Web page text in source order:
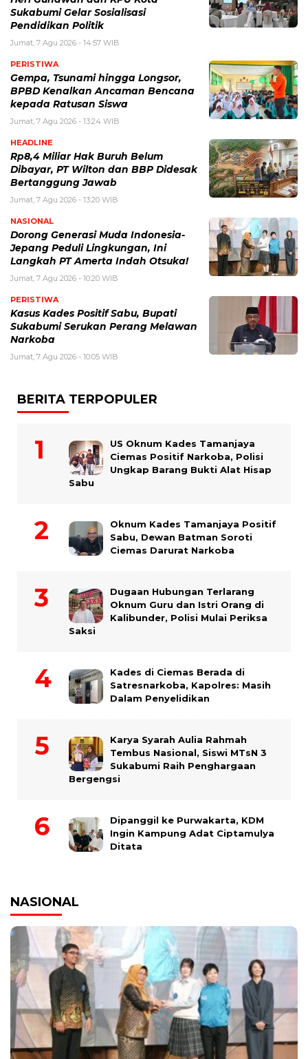
Sukabumi Gelar Sosialisasi
Pendidikan Politik
Jumat, 7 Agu 2026 - 14:57 WIB
PERISTIWA
Gempa, Tsunami hingga Longsor,
BPBD Kenalkan Ancaman Bencana
kepada Ratusan Siswa
Jumat, 7 Agu 2026 - 13:24 WIB
HEADLINE
Rp8,4 Miliar Hak Buruh Belum
Dibayar, PT Wilton dan BBP Didesak
Bertanggung Jawab
Jumat, 7 Agu 2026 - 13:20 WIB
NASIONAL
Dorong Generasi Muda Indonesia-
Jepang Peduli Lingkungan, Ini
Langkah PT Amerta Indah Otsuka!
Jumat, 7 Agu 2026 - 10:20 WIB
PERISTIWA
Kasus Kades Positif Sabu, Bupati
Sukabumi Serukan Perang Melawan
Narkoba
Jumat, 7 Agu 2026 - 10:05 WIB
BERITA TERPOPULER
US Oknum Kades Tamanjaya
Ciemas Positif Narkoba, Polisi
Ungkap Barang Bukti Alat Hisap
Sabu
Oknum Kades Tamanjaya Positif
Sabu, Dewan Batman Soroti
Ciemas Darurat Narkoba
Dugaan Hubungan Terlarang
Oknum Guru dan Istri Orang di
Kalibunder, Polisi Mulai Periksa
Saksi
Kades di Ciemas Berada di
Satresnarkoba, Kapolres: Masih
Dalam Penyelidikan
Karya Syarah Aulia Rahmah
Tembus Nasional, Siswi MTsN 3
Sukabumi Raih Penghargaan
Bergengsi
Dipanggil ke Purwakarta, KDM
Ingin Kampung Adat Ciptamulya
Ditata
NASIONAL